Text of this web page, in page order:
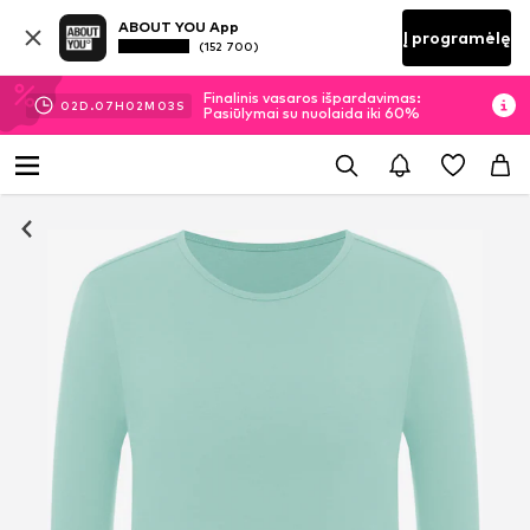
ABOUT YOU App
(152 700) Į programėlę
02D.07H 02M 02 S
Finalinis vasaros išpardavimas:
Pasiūlymai su nuolaida iki 60%